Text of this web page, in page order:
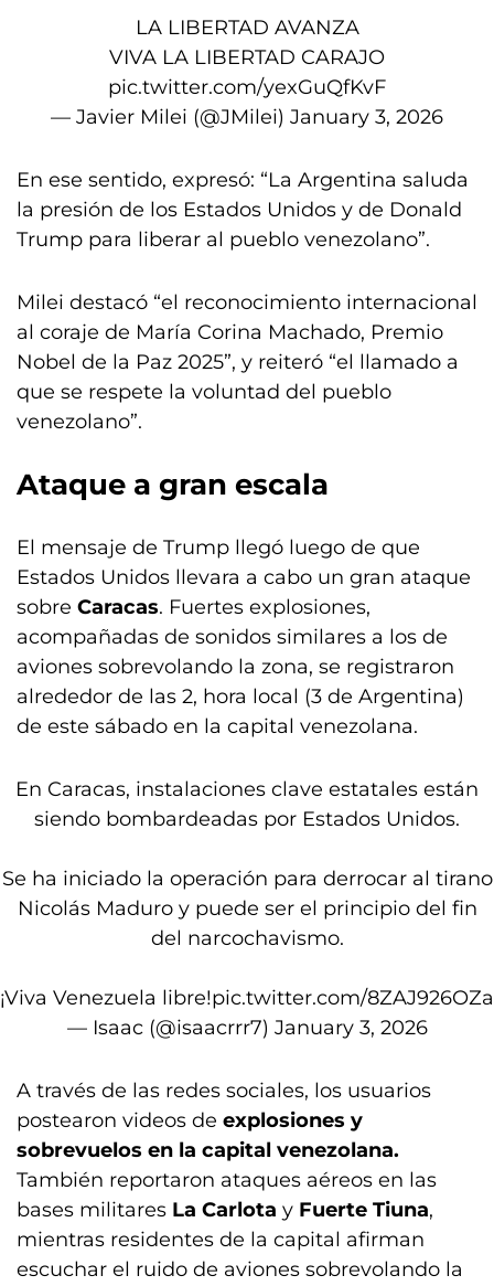
LA LIBERTAD AVANZA
VIVA LA LIBERTAD CARAJO
pic.twitter.com/yexGuQfKvF
— Javier Milei (@JMilei) January 3, 2026
En ese sentido, expresó: “La Argentina saluda
la presión de los Estados Unidos y de Donald
Trump para liberar al pueblo venezolano”.
Milei destacó “el reconocimiento internacional
al coraje de María Corina Machado, Premio
Nobel de la Paz 2025”, y reiteró “el llamado a
que se respete la voluntad del pueblo
venezolano”.
Ataque a gran escala
El mensaje de Trump llegó luego de que
Estados Unidos llevara a cabo un gran ataque
sobre Caracas. Fuertes explosiones,
acompañadas de sonidos similares a los de
aviones sobrevolando la zona, se registraron
alrededor de las 2, hora local (3 de Argentina)
de este sábado en la capital venezolana.
En Caracas, instalaciones clave estatales están
siendo bombardeadas por Estados Unidos.
Se ha iniciado la operación para derrocar al tirano
Nicolás Maduro y puede ser el principio del fin
del narcochavismo.
¡Viva Venezuela libre!pic.twitter.com/8ZAJ926OZa
— Isaac (@isaacrrr7) January 3, 2026
A través de las redes sociales, los usuarios
postearon videos de explosiones y
sobrevuelos en la capital venezolana.
También reportaron ataques aéreos en las
bases militares La Carlota y Fuerte Tiuna,
mientras residentes de la capital afirman
escuchar el ruido de aviones sobrevolando la